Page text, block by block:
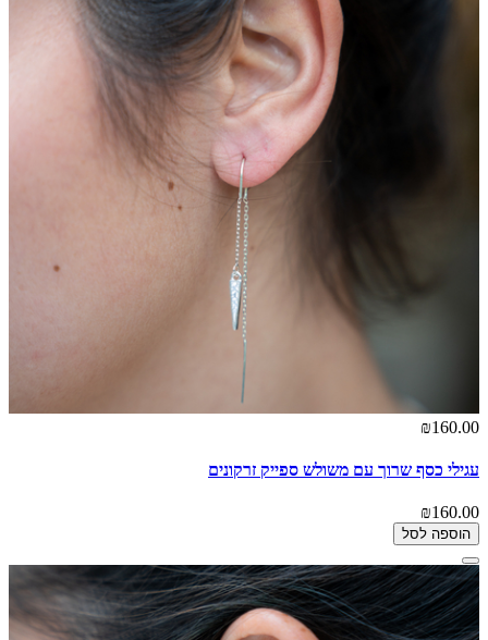
₪160.00
עגילי כסף שרוך עם משולש ספייק זרקונים
₪160.00
הוספה לסל